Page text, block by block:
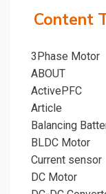
Content
3Phase Motor
ABOUT
ActivePFC
Article
Balancing
BLDC Motor
Current sensor
DC Motor